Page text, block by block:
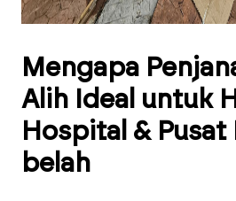
Mengapa
Alih Ideal untuk
Hospital &
belah